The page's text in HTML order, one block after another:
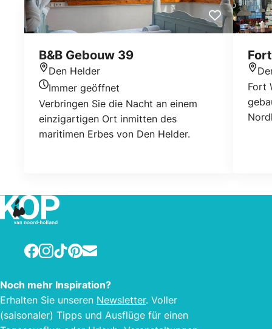
B&B Gebouw 39
Standort
Den Helder
Heutigen Öffnungszeiten
Immer geöffnet
Verbringen Sie die Nacht an einem
einzigartigen Ort inmitten des
maritimen Erbes von Den Helder.
Fort
Facebook
Instagram
TikTokPinterest
E-mail
Noch mehr Inspiration?
Erhalten Sie unseren Newsletter. Voller
(saisonaler) Tipps und Ausflüge für einen